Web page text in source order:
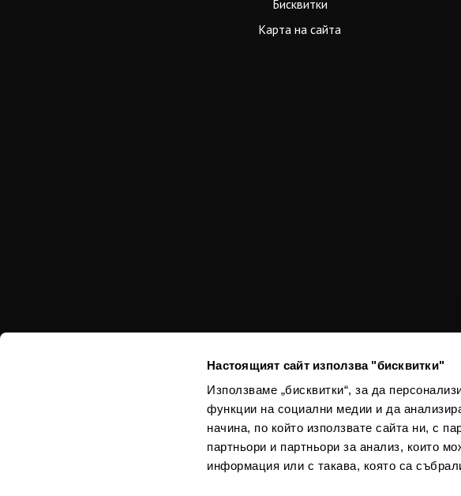
Настоящият сайт използва "бисквитки"
Използваме „бисквитки“, за да
функции на социални медии и да
начина, по който използвате сайта ни, с
партньори и партньори за анализ, които
информация или с такава, която са
Бисквитки
Карта на сайта
Използваният в изчисленията
са спазени нормативните изисквания
получат